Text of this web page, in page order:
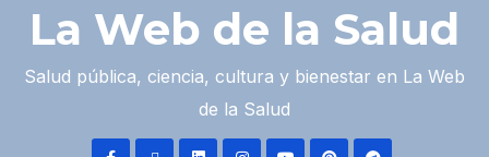
La Web de la Salud
Salud pública, ciencia, cultura y bienestar en La Web
de la Salud